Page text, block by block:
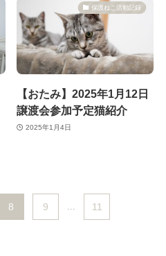
保護ねこ活動記録
【おたみ】2025年1月12日
譲渡会参加予定猫紹介
2025年1月4日
8 9 11